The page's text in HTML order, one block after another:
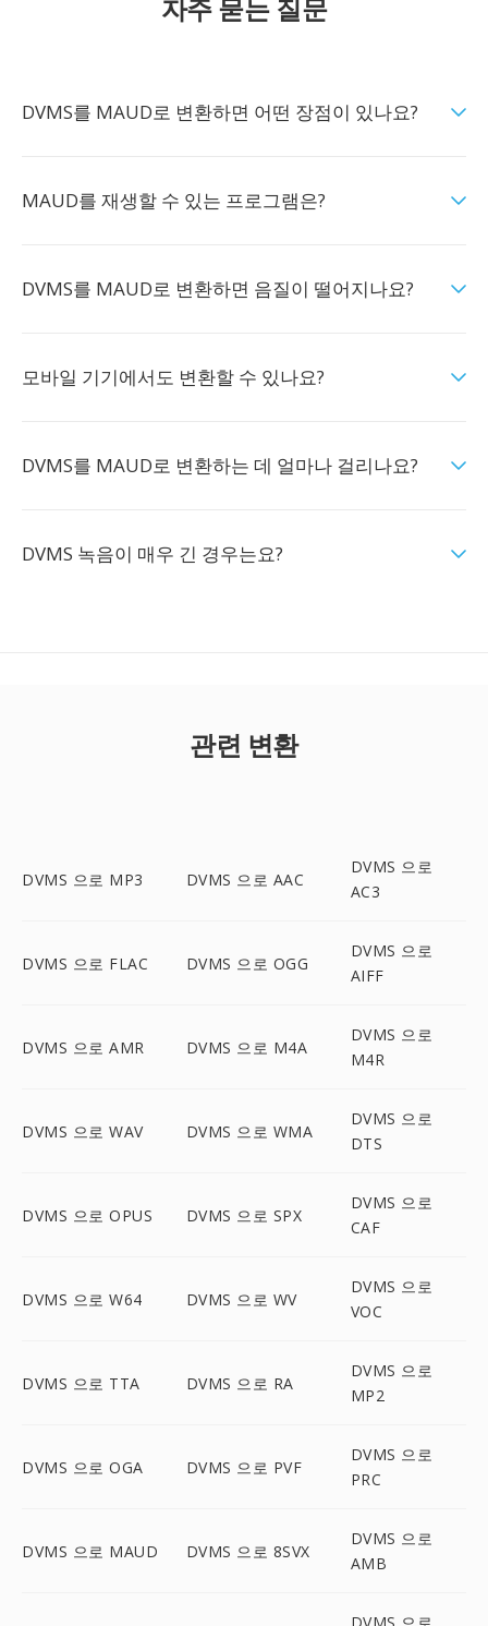
자주 묻는 질문
DVMS를 MAUD로 변환하면 어떤 장점이 있나요?
MAUD를 재생할 수 있는 프로그램은?
DVMS를 MAUD로 변환하면 음질이 떨어지나요?
모바일 기기에서도 변환할 수 있나요?
DVMS를 MAUD로 변환하는 데 얼마나 걸리나요?
DVMS 녹음이 매우 긴 경우는요?
관련 변환
DVMS 으로 MP3 DVMS 으로 AAC
DVMS 으로
AC3
DVMS 으로 FLAC DVMS 으로 OGG
DVMS 으로
AIFF
DVMS 으로 AMR DVMS 으로 M4A
DVMS 으로
M4R
DVMS 으로 WAV DVMS 으로 WMA
DVMS 으로
DTS
DVMS 으로 OPUS DVMS 으로 SPX
DVMS 으로
CAF
DVMS 으로 W64 DVMS 으로 WV
DVMS 으로
VOC
DVMS 으로 TTA DVMS 으로 RA
DVMS 으로
MP2
DVMS 으로 OGA DVMS 으로 PVF
DVMS 으로
PRC
DVMS 으로 MAUD DVMS 으로 8SVX
DVMS 으로
AMB